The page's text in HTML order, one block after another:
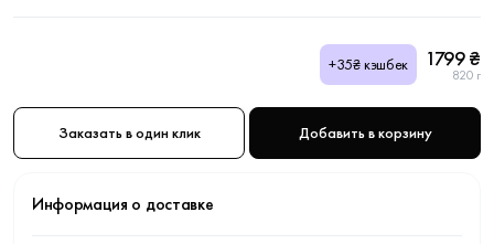
+35₴ кэшбек 1799 ₴
820 г
Заказать в один клик Добавить в корзину
Информация о доставке